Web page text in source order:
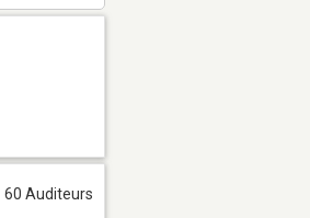
60 Auditeurs